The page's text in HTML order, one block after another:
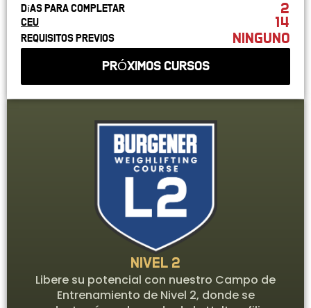
Días para completar 2
CEU 14
Requisitos previos ninguno
PRÓXIMOS CURSOS
Nivel 2
Libere su potencial con nuestro Campo de
Entrenamiento de Nivel 2, donde se